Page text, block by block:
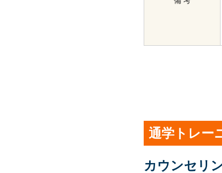
通学トレー
カウンセリ